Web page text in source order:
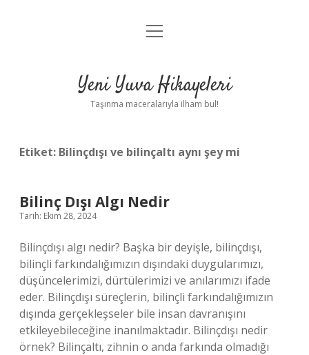
Anasayfa
Yasal Uyarı
menüyü
Yeni Yuva Hikayeleri
Taşınma maceralarıyla ilham bul!
Etiket: Bilinçdışı ve bilinçaltı aynı şey mi
Bilinç Dışı Algı Nedir
Tarih: Ekim 28, 2024
Bilinçdışı algı nedir? Başka bir deyişle, bilinçdışı,
bilinçli farkındalığımızın dışındaki duygularımızı,
düşüncelerimizi, dürtülerimizi ve anılarımızı ifade
eder. Bilinçdışı süreçlerin, bilinçli farkındalığımızın
dışında gerçekleşseler bile insan davranışını
etkileyebileceğine inanılmaktadır. Bilinçdışı nedir
örnek? Bilinçaltı, zihnin o anda farkında olmadığı